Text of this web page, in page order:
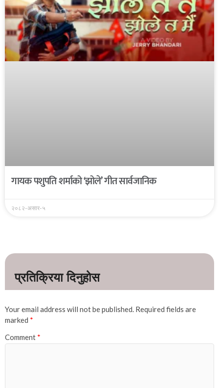
गायक पशुपति शर्माको ‘झोले’ गीत सार्वजानिक
२०८२-असार-५
Your email address will not be published. Required fields are
marked *
Comment *